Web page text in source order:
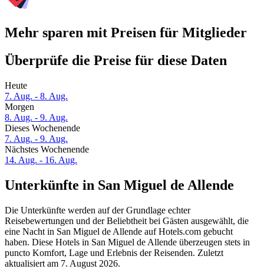
Mehr sparen mit Preisen für Mitglieder
Überprüfe die Preise für diese Daten
Heute
7. Aug. - 8. Aug.
Morgen
8. Aug. - 9. Aug.
Dieses Wochenende
7. Aug. - 9. Aug.
Nächstes Wochenende
14. Aug. - 16. Aug.
Unterkünfte in San Miguel de Allende
Die Unterkünfte werden auf der Grundlage echter
Reisebewertungen und der Beliebtheit bei Gästen ausgewählt, die
eine Nacht in San Miguel de Allende auf Hotels.com gebucht
haben. Diese Hotels in San Miguel de Allende überzeugen stets in
puncto Komfort, Lage und Erlebnis der Reisenden. Zuletzt
aktualisiert am 7. August 2026.